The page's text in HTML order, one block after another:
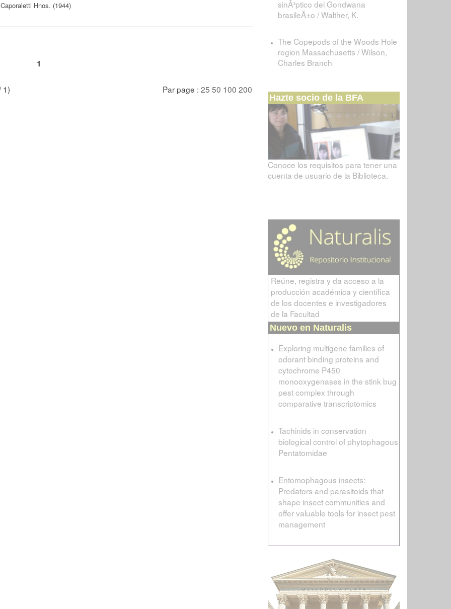
Hnos. (1944)
1
1) Par page : 25 50 100 200
sinÃ³ptico del Gondwana
brasileÃ±o / Walther, K.
The Copepods of the Woods Hole
region Massachusetts / Wilson,
Charles Branch
Hazte socio de la BFA
Conoce los requisitos para tener una
cuenta de usuario de la Biblioteca.
Reúne, registra y da acceso a la
producción académica y científica
de los docentes e investigadores
de la Facultad
Nuevo en Naturalis
Exploring multigene families of
odorant binding proteins and
cytochrome P450
monooxygenases in the stink bug
pest complex through
comparative transcriptomics
Tachinids in conservation
biological control of phytophagous
Pentatomidae
Entomophagous insects:
Predators and parasitoids that
shape insect communities and
offer valuable tools for insect pest
management